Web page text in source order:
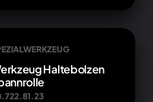
Haltebolzen